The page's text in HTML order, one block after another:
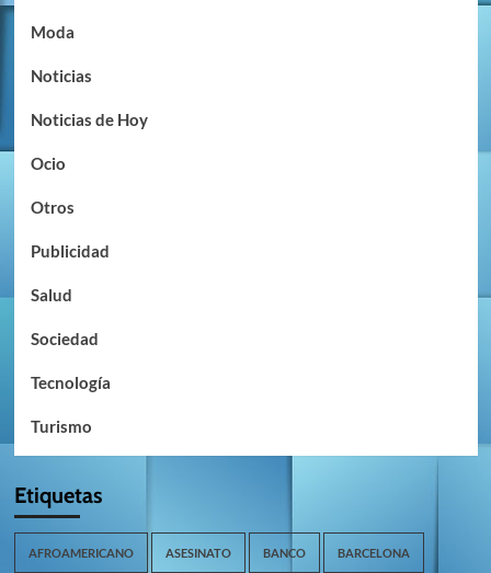
Moda
Noticias
Noticias de Hoy
Ocio
Otros
Publicidad
Salud
Sociedad
Tecnología
Turismo
Etiquetas
AFROAMERICANO ASESINATO BANCO BARCELONA